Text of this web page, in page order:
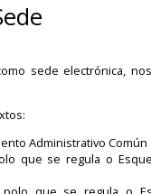
sede electrónica,
Administrativo
que se regula o